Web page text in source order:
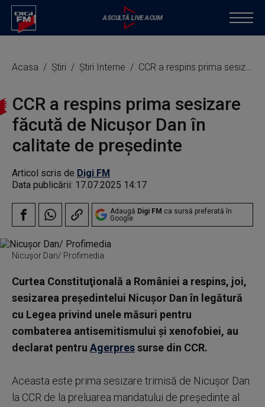
Acasa Știri Știri Interne CCR a respins prima sesizare făcută de Nicuşor Dan în calitate de preşedinte
CCR a respins prima sesizare
făcută de Nicuşor Dan în
calitate de preşedinte
Articol scris de Digi FM
Data publicării: 17.07.2025 14:17
Adaugă Digi FM ca sursă preferată în
Google
Nicușor Dan/ Profimedia
Curtea Constituţională a României a respins, joi,
sesizarea preşedintelui Nicuşor Dan în legătură
cu Legea privind unele măsuri pentru
combaterea antisemitismului şi xenofobiei, au
declarat pentru Agerpressurse din CCR.
Aceasta este prima sesizare trimisă de Nicuşor Dan
la CCR de la preluarea mandatului de preşedinte al